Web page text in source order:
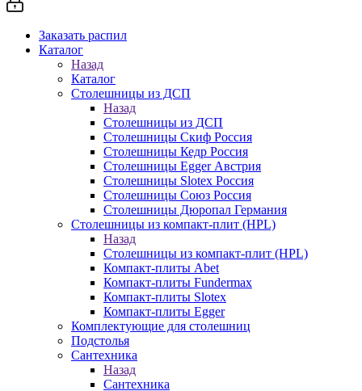
Заказать распил
Каталог
Назад
Каталог
Столешницы из ДСП
Назад
Столешницы из ДСП
Столешницы Скиф Россия
Столешницы Кедр Россия
Столешницы Egger Австрия
Столешницы Slotex Россия
Столешницы Союз Россия
Столешницы Дюропал Германия
Столешницы из компакт-плит (HPL)
Назад
Столешницы из компакт-плит (HPL)
Компакт-плиты Abet
Компакт-плиты Fundermax
Компакт-плиты Slotex
Компакт-плиты Egger
Комплектующие для столешниц
Подстолья
Сантехника
Назад
Сантехника